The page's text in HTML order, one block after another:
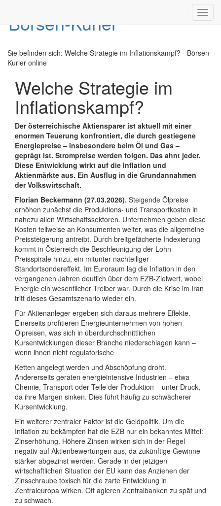
Sie befinden sich: Welche Strategie im Inflationskampf? - Börsen-
Kurier online
Welche Strategie im
Inflationskampf?
Der österreichische Aktiensparer ist aktuell mit einer
enormen Teuerung konfrontiert, die durch gestiegene
Energiepreise – insbesondere beim Öl und Gas –
geprägt ist. Strompreise werden folgen. Das ahnt jeder.
Diese Entwicklung wirkt auf die Inflation und
Aktienmärkte aus. Ein Ausflug in die Grundannahmen
der Volkswirtschaft.
Florian Beckermann (27.03.2026). Steigende Ölpreise
erhöhen zunächst die Produktions- und Transportkosten in
nahezu allen Wirtschaftssektoren. Unternehmen geben diese
Kosten teilweise an Konsumenten weiter, was die allgemeine
Preissteigerung antreibt. Durch breitgefächerte Indexierung
kommt in Österreich die Beschleunigung der Lohn-
Preisspirale hinzu, ein mitunter nachteiliger
Standortsondereffekt. Im Euroraum lag die Inflation in den
vergangenen Jahren deutlich über dem EZB-Zielwert, wobei
Energie ein wesentlicher Treiber war. Durch die Krise im Iran
tritt dieses Gesamtszenario wieder ein.
Für Aktienanleger ergeben sich daraus mehrere Effekte.
Einerseits profitieren Energieunternehmen von hohen
Ölpreisen, was sich in überdurchschnittlichen
Kursentwicklungen dieser Branche niederschlagen kann –
wenn ihnen nicht regulatorische
Ketten angelegt werden und Abschöpfung droht.
Andererseits geraten energieintensive Industrien – etwa
Chemie, Transport oder Teile der Produktion – unter Druck,
da ihre Margen sinken. Dies führt häufig zu schwächerer
Kursentwicklung.
Ein weiterer zentraler Faktor ist die Geldpolitik. Um die
Inflation zu bekämpfen hat die EZB nur ein bekanntes Mittel:
Zinserhöhung. Höhere Zinsen wirken sich in der Regel
negativ auf Aktienbewertungen aus, da zukünftige Gewinne
stärker abgezinst werden. Gerade in der jetzigen
wirtschaftlichen Situation der EU kann das Anziehen der
Zinsschraube toxisch für die zarte Entwicklung in
Zentraleuropa wirken. Oft agieren Zentralbanken zu spät und
zu schwach.